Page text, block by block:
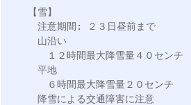
【雪】
注意期間: ２３日昼前まで
山沿い
１２時間最大降雪量４０センチ
平地
６時間最大降雪量２０センチ
降雪による交通障害に注意